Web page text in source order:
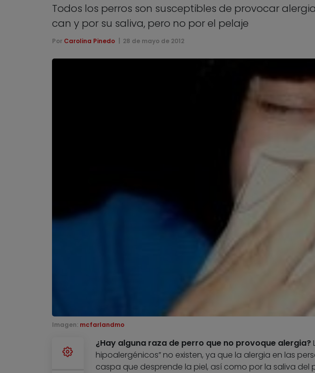
Todos los perros son susceptibles de provocar
can y por su saliva, pero no por el pelaje
Por Carolina Pinedo 28 de mayo de 2012
Imagen: mcfarlandmo
¿Hay alguna raza de perro que no provoque alergia?
hipoalergénicos” no existen, ya que la alergia en las
caspa que desprende la piel, así como por la saliva del